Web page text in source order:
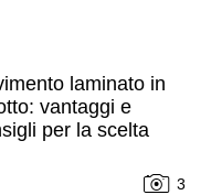
laminato in
vantaggi e
per la scelta
3